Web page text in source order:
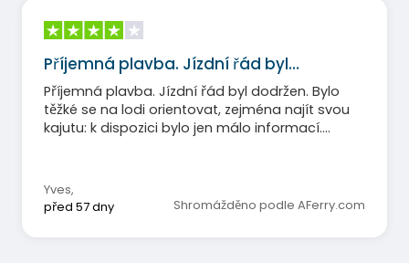
Příjemná plavba. Jízdní řád byl…
Příjemná plavba. Jízdní řád byl dodržen. Bylo
těžké se na lodi orientovat, zejména najít svou
kajutu: k dispozici bylo jen málo informací.
Yves,
před 57 dny
Shromážděno podle AFerry.com